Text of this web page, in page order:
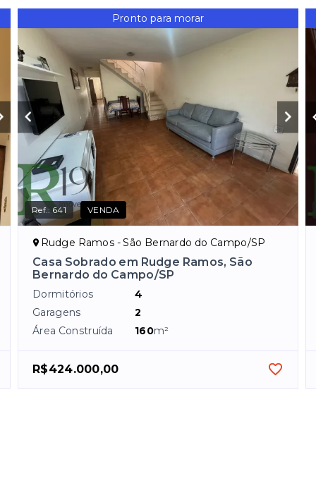
Pronto para morar
Ref.: 641 VENDA
Rudge Ramos - São Bernardo do Campo/SP
Casa Sobrado em Rudge Ramos, São
Bernardo do Campo/SP
Dormitórios
4
Garagens
2
Área Construída
160m²
R$424.000,00